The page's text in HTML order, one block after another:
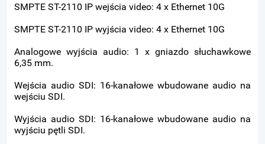
SMPTE ST-2110 IP wejścia video: 4 x Ethernet 10G
SMPTE ST-2110 IP wyjścia video: 4 x Ethernet 10G
Analogowe wyjścia audio: 1 x gniazdo słuchawkowe
6,35 mm.
Wejścia audio SDI: 16-kanałowe wbudowane audio na
wejściu SDI.
Wyjścia audio SDI: 16-kanałowe wbudowane audio na
wyjściu pętli SDI.